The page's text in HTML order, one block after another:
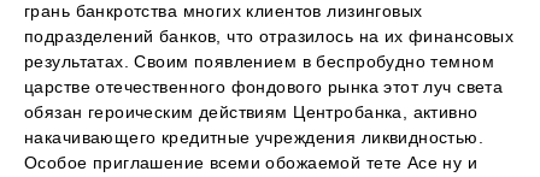
грань банкротства многих клиентов лизинговых
подразделений банков, что отразилось на их финансовых
результатах. Своим появлением в беспробудно темном
царстве отечественного фондового рынка этот луч света
обязан героическим действиям Центробанка, активно
накачивающего кредитные учреждения ликвидностью.
Особое приглашение всеми обожаемой тете Асе ну и